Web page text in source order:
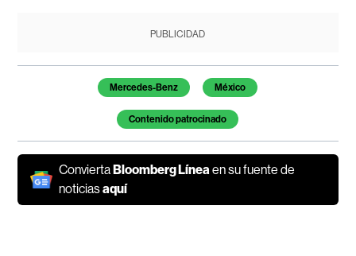
PUBLICIDAD
Temas de este artículo
Mercedes-Benz México
Contenido patrocinado
ConviertaBloomberg Líneaen su fuente de
noticiasaquí